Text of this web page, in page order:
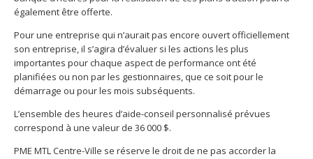
également être offerte.
Pour une entreprise qui n’aurait pas encore ouvert officiellement
son entreprise, il s’agira d’évaluer si les actions les plus
importantes pour chaque aspect de performance ont été
planifiées ou non par les gestionnaires, que ce soit pour le
démarrage ou pour les mois subséquents.
L’ensemble des heures d’aide-conseil personnalisé prévues
correspond à une valeur de 36 000 $.
PME MTL Centre-Ville se réserve le droit de ne pas accorder la